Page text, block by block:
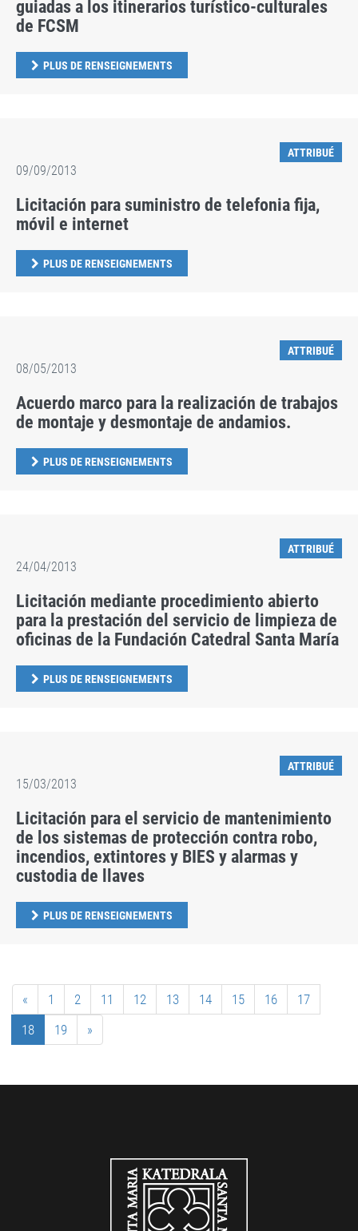
guiadas a los itinerarios turístico-culturales
de FCSM
PLUS DE RENSEIGNEMENTS
ATTRIBUÉ
09/09/2013
Licitación para suministro de telefonia fija,
móvil e internet
PLUS DE RENSEIGNEMENTS
ATTRIBUÉ
08/05/2013
Acuerdo marco para la realización de trabajos
de montaje y desmontaje de andamios.
PLUS DE RENSEIGNEMENTS
ATTRIBUÉ
24/04/2013
Licitación mediante procedimiento abierto
para la prestación del servicio de limpieza de
oficinas de la Fundación Catedral Santa María
PLUS DE RENSEIGNEMENTS
ATTRIBUÉ
15/03/2013
Licitación para el servicio de mantenimiento
de los sistemas de protección contra robo,
incendios, extintores y BIES y alarmas y
custodia de llaves
PLUS DE RENSEIGNEMENTS
« 1 2 11 12 13 14 15 16
17
18
19 »